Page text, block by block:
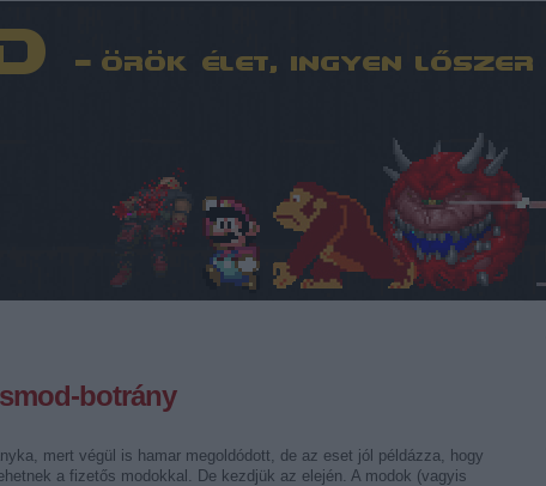
botrány
mert végül is hamar megoldódott, de az eset jól példázza, hogy
a fizetős modokkal. De kezdjük az elején. A modok (vagyis